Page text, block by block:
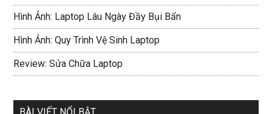
Hình Ảnh: Laptop Lâu Ngày Đầy Bụi Bẩn
Hình Ảnh: Quy Trình Vệ Sinh Laptop
Review: Sửa Chữa Laptop